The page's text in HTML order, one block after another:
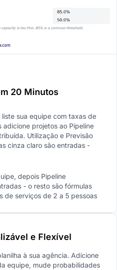
20 Minutos
sua equipe com taxas de
projetos ao Pipeline
Utilização e Previsão
cinza claro são entradas -
depois Pipeline
- o resto são fórmulas
de serviços de 2 a 5 pessoas
e Flexível
à sua agência. Adicione
equipe, mude probabilidades